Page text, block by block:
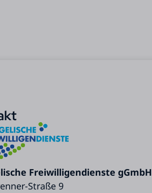
Freiwilligendienste gGmbH
Straße 9